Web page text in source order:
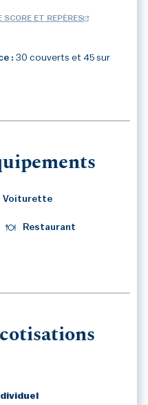
SCORE ET REPÈRES
: 30 couverts et 45 sur
Voiturette
Restaurant